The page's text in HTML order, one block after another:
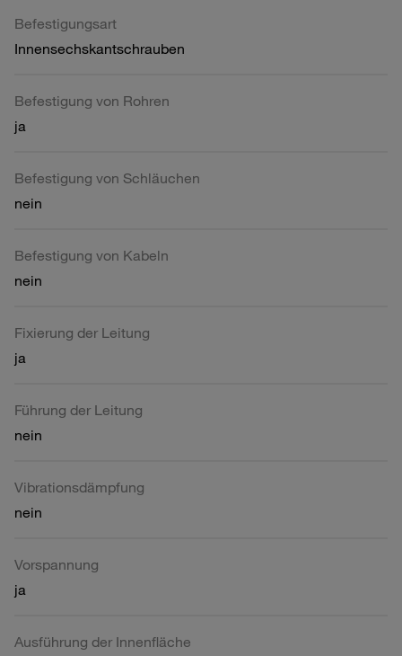
Befestigungsart
Innensechskantschrauben
Befestigung von Rohren
ja
Befestigung von Schläuchen
nein
Befestigung von Kabeln
nein
Fixierung der Leitung
ja
Führung der Leitung
nein
Vibrationsdämpfung
nein
Vorspannung
ja
Ausführung der Innenfläche